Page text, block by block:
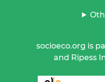
socioeco.org is
and Ripess